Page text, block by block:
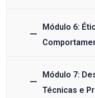
Módulo 6:
Módulo 7:
Técnicas e